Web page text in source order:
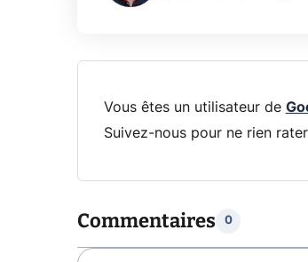
Vous êtes un utilisateur de
Suivez-nous pour ne rien
Commentaires 0